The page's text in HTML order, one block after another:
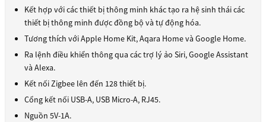
Kết hợp với các thiết bị thông minh khác tạo ra hệ sinh thái các
thiết bị thông minh được đồng bộ và tự động hóa.
Tương thích với Apple Home Kit, Aqara Home và Google Home.
Ra lệnh điều khiển thông qua các trợ lý ảo Siri, Google Assistant
và Alexa.
Kết nối Zigbee lên đến 128 thiết bị.
Cổng kết nối USB-A, USB Micro-A, RJ45.
Nguồn 5V-1A.